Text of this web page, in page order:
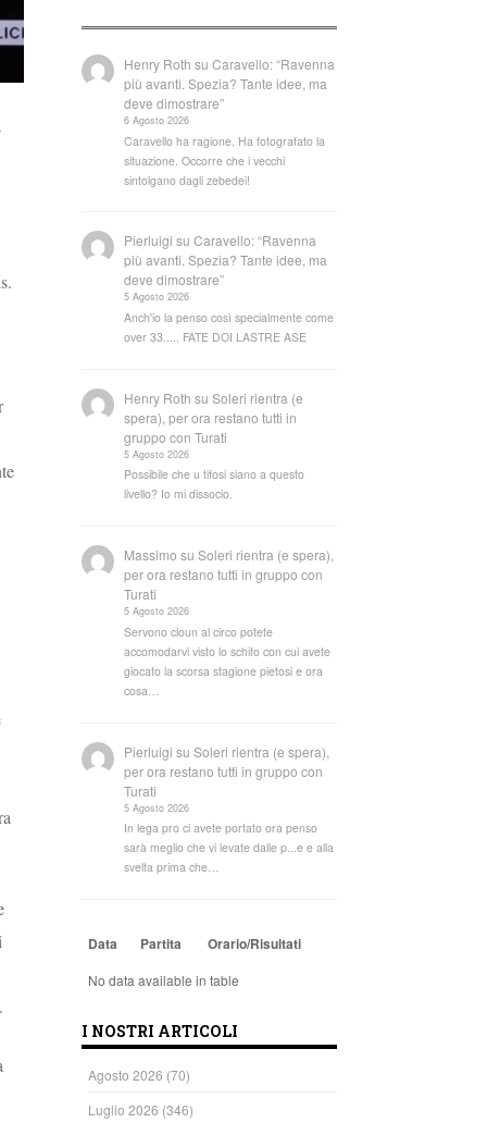
Henry Roth suCaravello: “Ravenna
più avanti. Spezia? Tante idee, ma
deve dimostrare”
6 Agosto 2026
Caravello ha ragione. Ha fotografato la
situazione. Occorre che i vecchi
sintolgano dagli zebedei!
Pierluigi suCaravello: “Ravenna
più avanti. Spezia? Tante idee, ma
deve dimostrare”
5 Agosto 2026
Anch'io la penso così specialmente come
over 33..... FATE DOI LASTRE ASE
Henry Roth suSoleri rientra (e
spera), per ora restano tutti in
gruppo con Turati
5 Agosto 2026
Possibile che u tifosi siano a questo
livello? Io mi dissocio.
Massimo suSoleri rientra (e spera),
per ora restano tutti in gruppo con
Turati
5 Agosto 2026
Servono cloun al circo potete
accomodarvi visto lo schifo con cui avete
giocato la scorsa stagione pietosi e ora
cosa…
Pierluigi suSoleri rientra (e spera),
per ora restano tutti in gruppo con
Turati
5 Agosto 2026
In lega pro ci avete portato ora penso
sarà meglio che vi levate dalle p...e e alla
svelta prima che…
Data Partita Orario/Risultati
No data available in table
I NOSTRI ARTICOLI
Agosto 2026 (70)
Luglio 2026 (346)